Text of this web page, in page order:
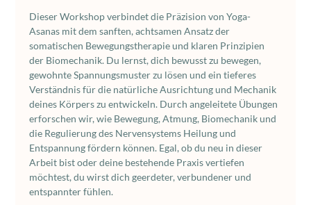
Dieser Workshop verbindet die Präzision von Yoga-
Asanas mit dem sanften, achtsamen Ansatz der
somatischen Bewegungstherapie und klaren Prinzipien
der Biomechanik. Du lernst, dich bewusst zu bewegen,
gewohnte Spannungsmuster zu lösen und ein tieferes
Verständnis für die natürliche Ausrichtung und Mechanik
deines Körpers zu entwickeln. Durch angeleitete Übungen
erforschen wir, wie Bewegung, Atmung, Biomechanik und
die Regulierung des Nervensystems Heilung und
Entspannung fördern können. Egal, ob du neu in dieser
Arbeit bist oder deine bestehende Praxis vertiefen
möchtest, du wirst dich geerdeter, verbundener und
entspannter fühlen.